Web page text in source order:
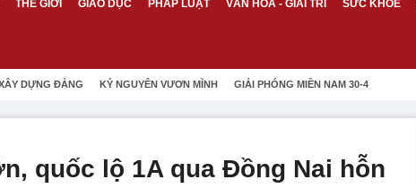
THẾ GIỚI GIÁO DỤC PHÁP LUẬT VĂN HÓA - GIẢI TRÍ SỨC KHỎE
DỰNG ĐẢNG KỶ NGUYÊN VƯƠN MÌNH GIẢI PHÓNG MIỀN NAM 30-4
quốc lộ 1A qua Đồng Nai hỗn